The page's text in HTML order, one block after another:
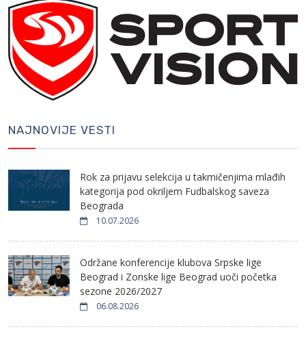
NAJNOVIJE VESTI
Rok za prijavu selekcija u takmičenjima mlađih
kategorija pod okriljem Fudbalskog saveza
Beograda
10.07.2026
Održane konferencije klubova Srpske lige
Beograd i Zonske lige Beograd uoči početka
sezone 2026/2027
06.08.2026